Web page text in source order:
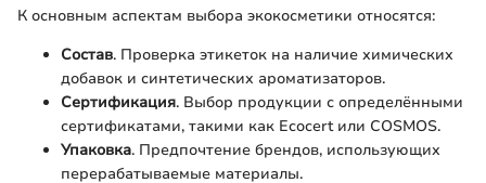
К основным аспектам выбора экокосметики относятся:
Состав. Проверка этикеток на наличие химических
добавок и синтетических ароматизаторов.
Сертификация. Выбор продукции с определёнными
сертификатами, такими как Ecocert или COSMOS.
Упаковка. Предпочтение брендов, использующих
перерабатываемые материалы.